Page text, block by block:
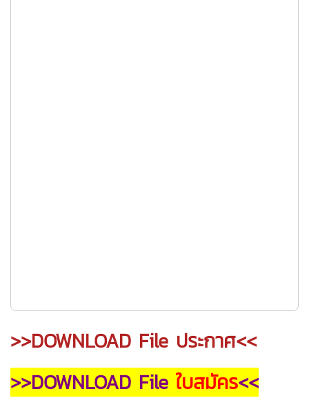
>>DOWNLOAD File ประกาศ<<
>>DOWNLOAD File ใบสมัคร<<